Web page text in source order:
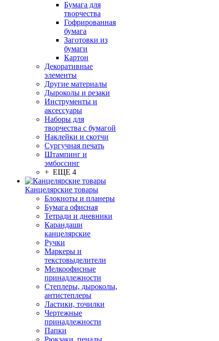
Бумага для
творчества
Гофрированная
бумага
Заготовки из
бумаги
Картон
Декоративные
элементы
Другие материалы
Дыроколы и резаки
Инструменты и
аксессуары
Наборы для
творчества с бумагой
Наклейки и скотчи
Сургучная печать
Штампинг и
эмбоссинг
+ ЕЩЕ 4
Канцелярские товары
Блокноты и планеры
Бумага офисная
Тетради и дневники
Карандаши
канцелярские
Ручки
Маркеры и
текстовыделители
Мелкоофисные
принадлежности
Степлеры, дыроколы,
антистеплеры
Ластики, точилки
Чертежные
принадлежности
Папки
Рюкзаки, пеналы,